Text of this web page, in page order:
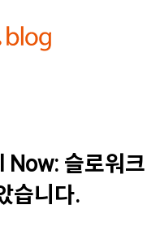
슬로워크
습니다.